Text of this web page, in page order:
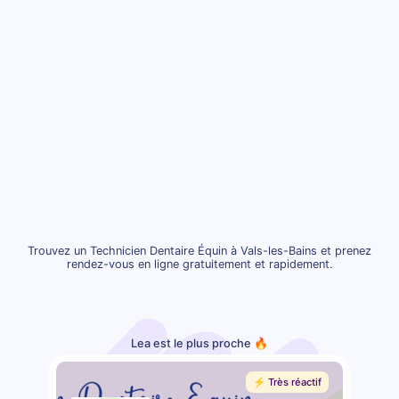
Trouvez un Technicien Dentaire Équin à Vals-les-Bains et prenez
rendez-vous en ligne gratuitement et rapidement.
Lea est le plus proche 🔥
⚡️ Très réactif